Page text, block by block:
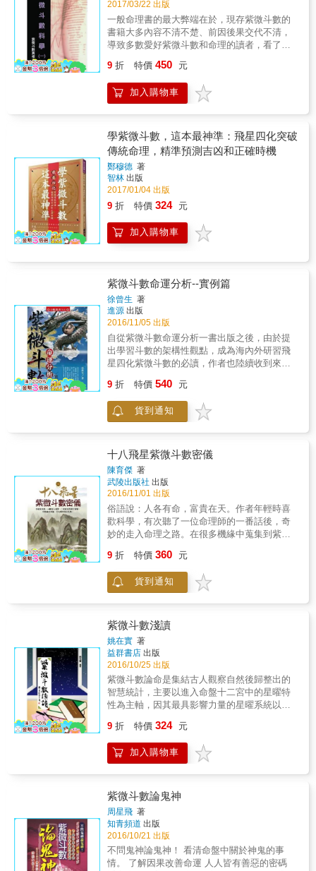
能外，也能透過解讀技巧的提升、透過推斷吉
凶禍福連結過往人生的追朔，以更多元的方式
呈現人的一生，而具有心靈層次的諮商特性。
作者善存老師是國內精研紫微斗數的命理學
家，幼家學淵源，精研中西命理，兩個兒子均
斯」，為二十本著作之星座塔羅心理學作家，
次子筆名「德魯依」，為北歐盧文符文研究的
第一把交椅。 善存老師正派認真的特質，表現
在對人命運的關懷上；因為經歷數度與病魔交
手，體認人世間的無常，教職退休之後投入命
理事業，最大的希望是破除江湖術士的迷思，
作者以最古老的命理學VS.科學統計的論證，給
疑惑徬徨的人最積極正確的導引及協助，以期
達到命理真正的宗旨：趨吉的同時亦能避凶。
在求助紫微斗數之智慧和使用價值時，務需心
存元亨利貞四種謙德為尚，更顯本書無上的價
值和功能所在。
數、陽宅風水之學。 廿五歲於台北市大安區設
硯命相館至今。 同時為多家企業之風水命理顧
問，足跡遍布海內外。 白手起家，從窮學生到
熱門預約命理師，知命用命，造命旺命，十年
創造千萬財富。 極精妙．神準確 本書為紫微斗
清、民國等紫微斗數的發展， 從排盤、生辰校
正、談星論運、飛星四化等無所不包， 驚人的
發現飛星轉速與年收入成正比&hellip;&hellip;
「心算排盤」來取代紙筆或掌上排盤，簡化
「紫微星」與「局數」的推算法，十秒內知道
命宮主星。 重新定義了四化的作用，並以「易
經八卦圖」來為四化探源，給予更強力的佐
證，解決「庚干四化」歷史難題。 將「流月斗
君」的概念，導入「流時斗君」，還原了流日
運架構。
2017/03/22 出版
一般命理書的最大弊端在於，現存紫微斗數的
書籍大多內容不清不楚、前因後果交代不清，
導致多數愛好紫微斗數和命理的讀者，看了成
的結果。 本書為『命理史上第一本』以科學、
邏輯、數學破解紫微斗數真相的經典，並以時
事為佐證讓讀者輕鬆讀懂紫微斗數，讓讀者豁
神機妙算~!! 遇見這本書前~你對斗數不清不楚
~~~看完這本書後~你對斗數一清二楚~!! 閱讀
這本書前~你被斗數玩弄股掌~~~翻閱這本書後
~斗數對你易如反掌~!! 購買這本書前~斗數讓你
頭昏苦惱~~~買了這本書後~你可堪稱命理神腦
9 折 特價 450 元
加入購物車
學紫微斗數，這本最神準：飛星四化突破
傳統命理，精準預測吉凶和正確時機
鄭穆德 著
智林 出版
2017/01/04 出版
9 折 特價 324 元
加入購物車
紫微斗數命運分析--實例篇
徐曾生 著
進源 出版
2016/11/05 出版
自從紫微斗數命運分析一書出版之後，由於提
出學習斗數的架構性觀點，成為海內外研習飛
星四化紫微斗數的必讀，作者也陸續收到來自
來訊息，對於該書大為讚譽，幫助他們突破學
習紫微斗數的困境，讓功力更加精進，甚至還
成為教科書呢！ 由於書中揭露要出實例篇一
時，電腦突然掛了，不得以系統重灌，卻忘了
加密檔案的金鑰沒備份，新系統看得到檔案名
稱卻打不開檔案，心想必是天意不讓出版，於
是停筆不寫，但進源書局林老闆殷殷催促或同
好網路來信、FB留言紛紛詢問實例篇出版否？
眼見眾多朋友的熱切期盼，又有先前與讀友宣
告的訊息，不寫實有辜負讀友殷切之企盼，於
是再度提筆斷續的寫，前後間銜接得不是很順
暢，還請見諒。 本書特色 紫微斗數易學難精是
化，會發現應用範疇超出十二宮事例，到底紫
微斗數應用的極限在哪？希望讀者能發揮想像
力突破應用框架限制，讓論命的功力更加精
面面俱到，筆者盡其所能，仍怕有所不足，更
期盼各位先進不吝斧正。
9 折 特價 540 元
貨到通知
十八飛星紫微斗數密儀
陳育傑 著
武陵出版社 出版
2016/11/01 出版
俗語說：人各有命，富貴在天。作者年輕時喜
歡科學，有次聽了一位命理師的一番話後，奇
妙的走入命理之路。在很多機緣中蒐集到紫微
吸引，之後便投入紫微斗數的研究中。在執業
三十八年中，作者有機會一一驗證紫微斗數的
秘境，真是玄奧。
9 折 特價 360 元
貨到通知
紫微斗數淺讀
姚在實 著
益群書店 出版
2016/10/25 出版
紫微斗數論命是集結古人觀察自然後歸整出的
智慧統計，主要以進入命盤十二宮中的星曜特
性為主軸，因其最具影響力量的星曜系統以紫
盤中對應先天運勢與後天發展的重要依據。 本
書將如何淺讀紫微斗數的步驟分為三個篇章，
「基礎篇」讓讀者奠定命理常識的基礎，主要
語，以及該如何排紫微命盤、如何安流年星曜
等資訊，「論命篇」則是先讀紫微斗數論命概
說，再著重描述諸星曜在各宮中的吉凶狀況，
「行運篇」則探討個人大限、小限運勢與流年
的意義，解說各星曜於運限中不同的禍福呈
現，書中將玄奧的古論書籍以淺顯方式解說判
9 折 特價 324 元
加入購物車
紫微斗數論鬼神
周星飛 著
知青頻道 出版
2016/10/21 出版
不問鬼神論鬼神！ 看清命盤中關於神鬼的事
情。 了解因果改善命運 人人皆有善惡的密碼